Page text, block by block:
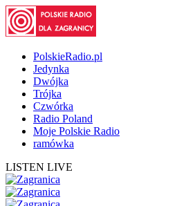
PolskieRadio.pl
Jedynka
Dwójka
Trójka
Czwórka
Radio Poland
Moje Polskie Radio
ramówka
LISTEN LIVE